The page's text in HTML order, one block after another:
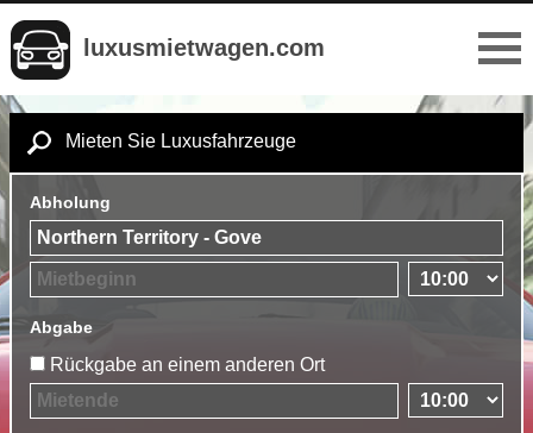
luxusmietwagen.com
Mieten Sie Luxusfahrzeuge
Abholung
Abgabe
Rückgabe an einem anderen Ort